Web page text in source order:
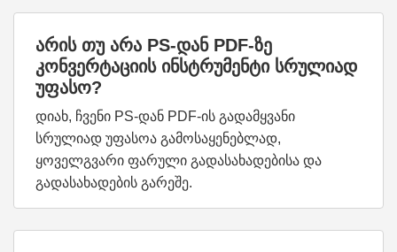
არის თუ არა PS-დან PDF-ზე
კონვერტაციის ინსტრუმენტი სრულიად
უფასო?
დიახ, ჩვენი PS-დან PDF-ის გადამყვანი
სრულიად უფასოა გამოსაყენებლად,
ყოველგვარი ფარული გადასახადებისა და
გადასახადების გარეშე.